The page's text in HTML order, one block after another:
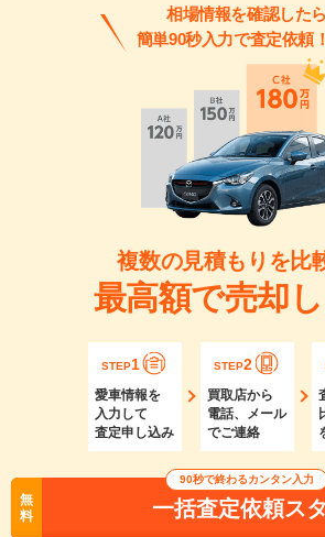
相場情報を確認したら
簡単90秒入力で査定依頼！
複数の見積もりを比
最高額で売却
STEP1
愛車情報を
入力して
査定申し込み
STEP2
買取店から
電話、メール
でご連絡
無
料
90秒で終わるカンタン入力
一括査定依頼ス